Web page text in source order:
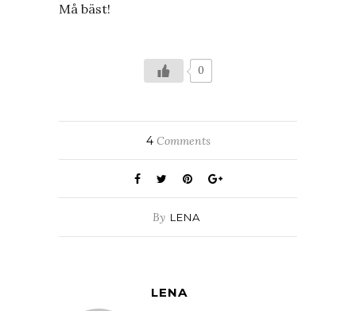
Må bäst!
0
4Comments
By LENA
LENA